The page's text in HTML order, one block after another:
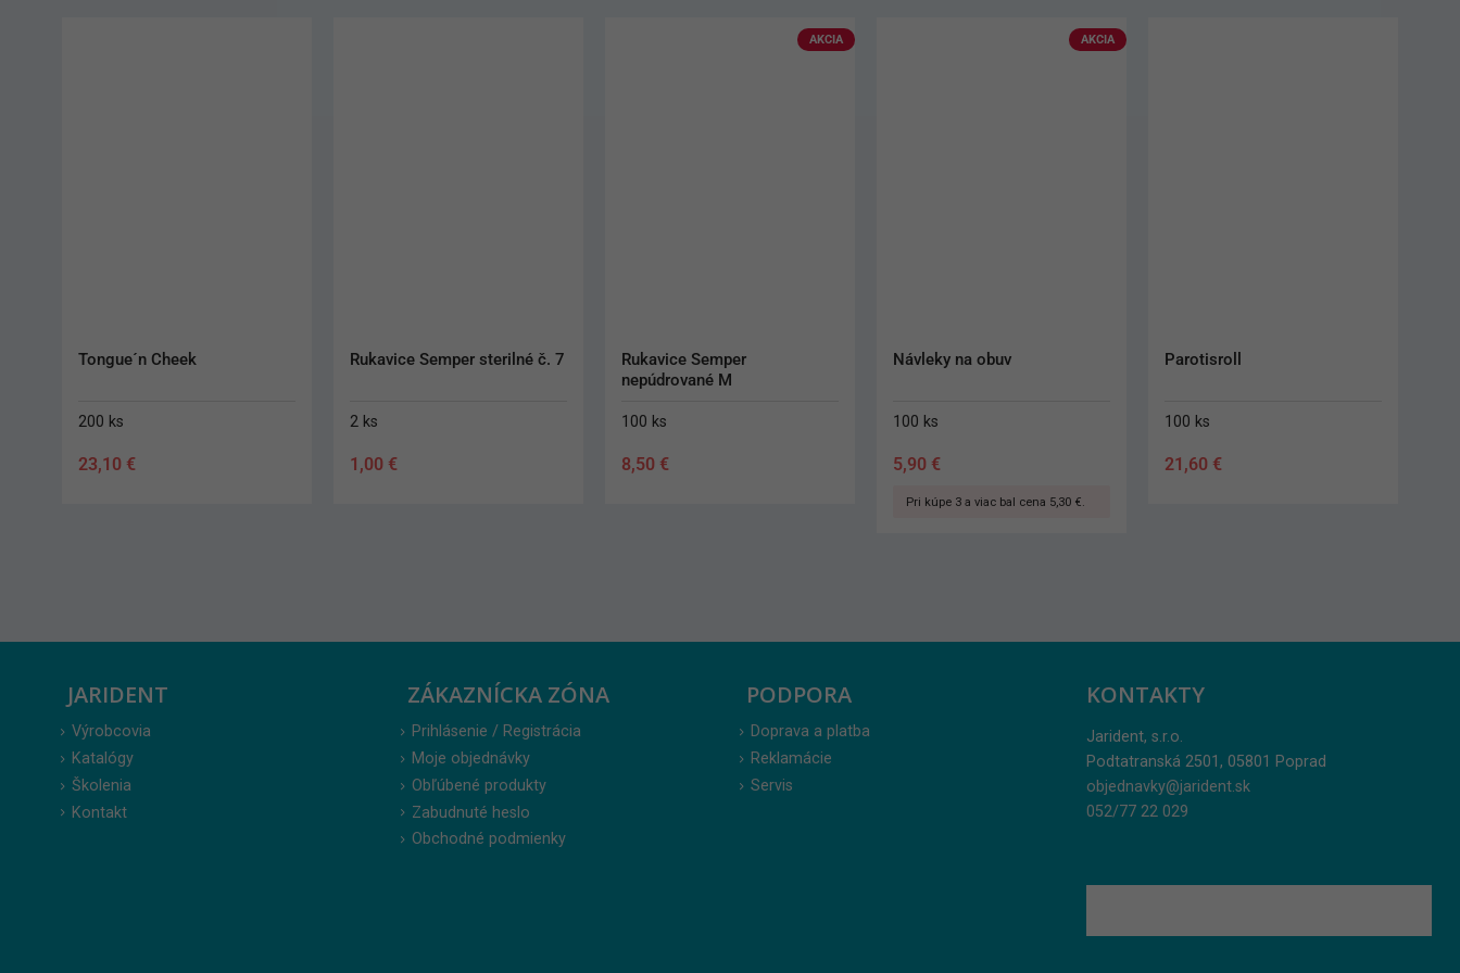
Rukavice Semper sterilné č. 7
2 ks
1,00€
Rukavice Semper
100 ks
8,50 €
AKCIA
Návleky na obuv
100 ks
5,90 €
Parotisroll
100 ks
21,60
Návleky na opierku Medibase
300 ks
61,70 €
JARIDENT
Výrobcovia
Katalógy
Školenia
Kontakt
ZÁKAZNÍCKA ZÓNA
Prihlásenie / Registrácia
Moje objednávky
Obľúbené produkty
Zabudnuté heslo
Obchodné podmienky
PODPORA
Doprava a platba
Reklamácie
Servis
KONTAKTY
Jarident, s.r.o.
Podtatranská 2501, 05801 Poprad
objednavky@jarident.sk
052/77 22 029